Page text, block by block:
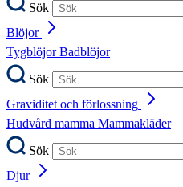
Sök
Blöjor
TygblöjorBadblöjor
Sök
Graviditet och förlossning
Hudvård mamma Mammakläder
Sök
Djur